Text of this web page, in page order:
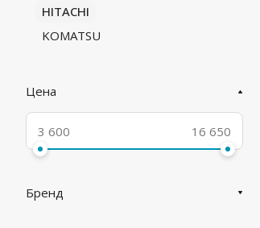
HITACHI
KOMATSU
Цена
Бренд